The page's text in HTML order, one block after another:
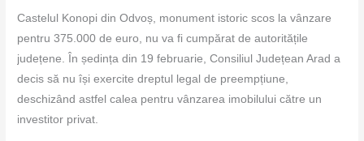
Castelul Konopi din Odvoș, monument istoric scos la vânzare
pentru 375.000 de euro, nu va fi cumpărat de autoritățile
județene. În ședința din 19 februarie, Consiliul Județean Arad a
decis să nu își exercite dreptul legal de preempțiune,
deschizând astfel calea pentru vânzarea imobilului către un
investitor privat.